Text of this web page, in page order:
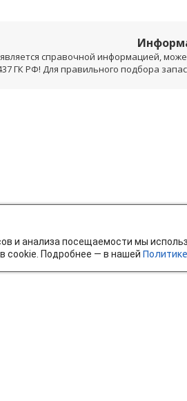
справочной информацией,
ГК РФ! Для правильного подбора
и анализа посещаемости мы
cookie. Подробнее — в нашей